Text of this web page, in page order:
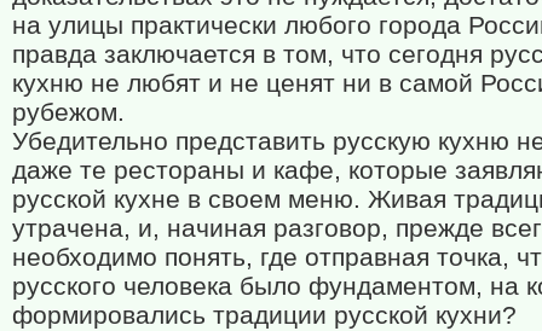
на улицы практически любого города
правда заключается в том, что сегодня
кухню не любят и не ценят ни в самой
рубежом.
Убедительно представить русскую кухню
даже те рестораны и кафе, которые
русской кухне в своем меню. Живая
утрачена, и, начиная разговор, прежде
необходимо понять, где отправная точка,
русского человека было фундаментом, на
формировались традиции русской кухни?